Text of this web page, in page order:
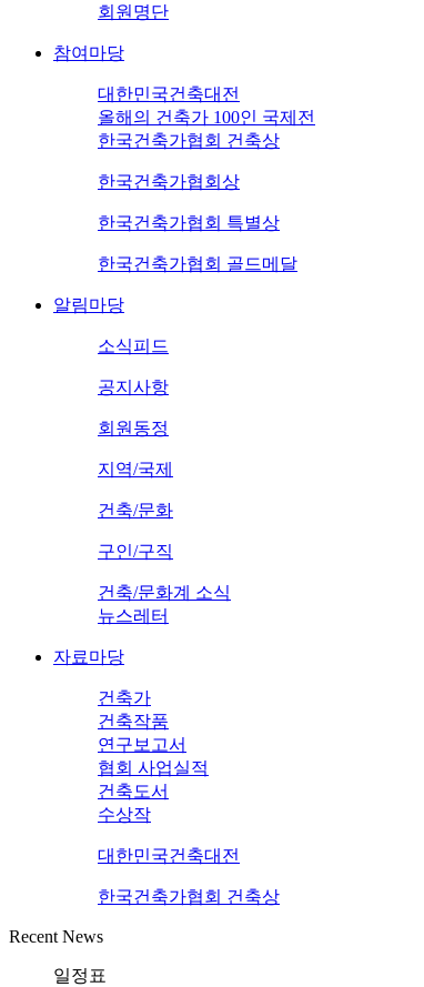
회원명단
참여마당
대한민국건축대전
올해의 건축가 100인 국제전
한국건축가협회 건축상
한국건축가협회상
한국건축가협회 특별상
한국건축가협회 골드메달
알림마당
소식피드
공지사항
회원동정
지역/국제
건축/문화
구인/구직
건축/문화계 소식
뉴스레터
자료마당
건축가
건축작품
연구보고서
협회 사업실적
건축도서
수상작
대한민국건축대전
한국건축가협회 건축상
Recent News
일정표